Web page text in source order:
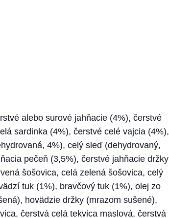
alebo surové jahňacie (4%), čerstvé
sardinka (4%), čerstvé celé vajcia (4%),
4%), celý sleď (dehydrovaný,
pečeň (3,5%), čerstvé jahňacie držky
šošovica, celá zelená šošovica, celý
tuk (1%), bravčový tuk (1%), olej zo
hovädzie držky (mrazom sušené),
čerstvá celá tekvica maslová, čerstvá